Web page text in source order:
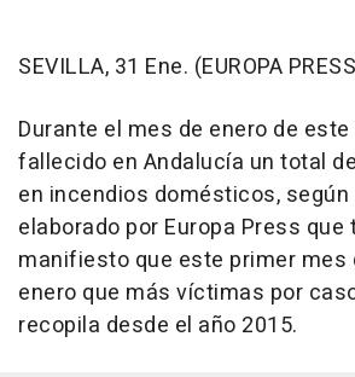
SEVILLA, 31 Ene. (EUROPA
Durante el mes de enero de este
fallecido en Andalucía un total
en incendios domésticos,
elaborado por Europa Press que
manifiesto que este primer mes
enero que más víctimas por
recopila desde el año 2015.